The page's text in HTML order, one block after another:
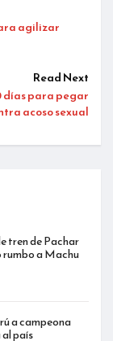
agilizar
Read Next
días para pegar
acoso sexual
tren de Pachar
a Machu
a campeona
país